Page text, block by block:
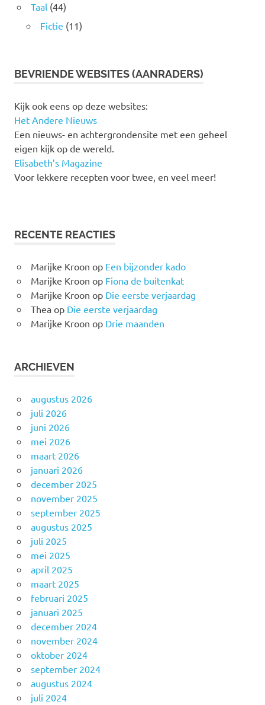
Taal(44)
Fictie (11)
BEVRIENDE WEBSITES (AANRADERS)
Kijk ook eens op deze websites:
Het Andere Nieuws
Een nieuws- en achtergrondensite met een geheel
eigen kijk op de wereld.
Elisabeth’s Magazine
Voor lekkere recepten voor twee, en veel meer!
RECENTE REACTIES
Marijke Kroon op Een bijzonder kado
Marijke Kroon op Fiona de buitenkat
Marijke Kroon op Die eerste verjaardag
Theaop Die eerste verjaardag
Marijke Kroon op Drie maanden
ARCHIEVEN
augustus 2026
juli 2026
juni 2026
mei 2026
maart 2026
januari 2026
december 2025
november 2025
september 2025
augustus 2025
juli 2025
mei 2025
april 2025
maart 2025
februari 2025
januari 2025
december 2024
november 2024
oktober 2024
september 2024
augustus 2024
juli 2024